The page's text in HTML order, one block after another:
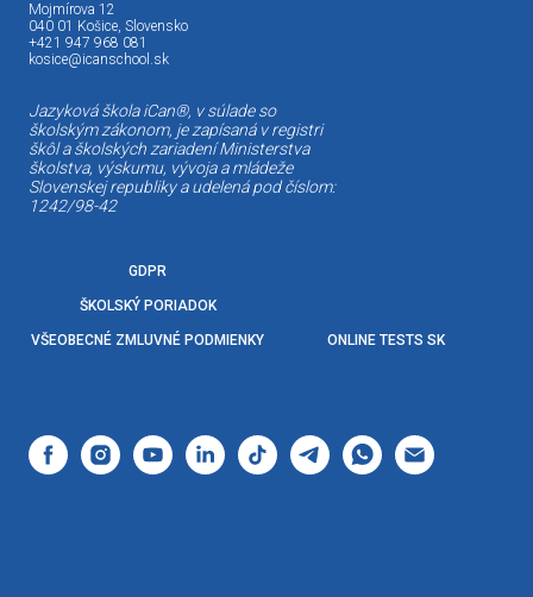
Mojmírova 12
040 01 Košice, Slovensko
+421 947 968 081
kosice@icanschool.sk
Jazyková škola iCan®, v súlade so
školským zákonom, je zapísaná v registri
škôl a školských zariadení Ministerstva
školstva, výskumu, vývoja a mládeže
Slovenskej republiky a udelená pod číslom:
1242/98-42
GDPR
ŠKOLSKÝ PORIADOK
VŠEOBECNÉ ZMLUVNÉ PODMIENKY ONLINE TESTS SK